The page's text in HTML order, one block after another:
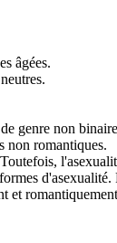
âgées.
genre non
non romantiques.